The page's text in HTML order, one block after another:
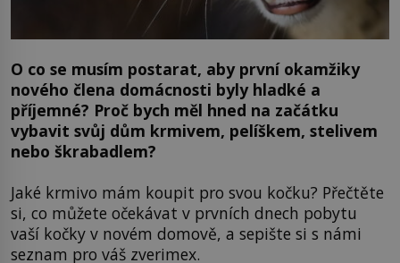
O co se musím postarat, aby první okamžiky
nového člena domácnosti byly hladké a
příjemné? Proč bych měl hned na začátku
vybavit svůj dům krmivem, pelíškem, stelivem
nebo škrabadlem?
Jaké krmivo mám koupit pro svou kočku? Přečtěte
si, co můžete očekávat v prvních dnech pobytu
vaší kočky v novém domově, a sepište si s námi
seznam pro váš zverimex.